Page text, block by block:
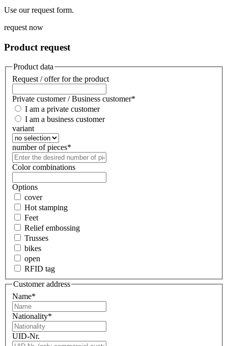
Use our request form.
request now
Product request
Product data
Request / offer for the product
Private customer / Business customer*
I am a private customer
I am a business customer
variant
number of pieces*
Color combinations
Options
cover
Hot stamping
Feet
Relief embossing
Trusses
bikes
open
RFID tag
Customer address
Name*
Nationality*
UID-Nr.